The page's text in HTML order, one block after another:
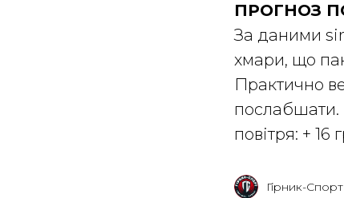
ПРОГНОЗ
За даними
хмари, що
Практично
послабшати.
повітря: + 16
Гірник-Спорт